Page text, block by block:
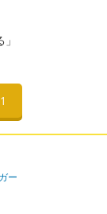
1
ー